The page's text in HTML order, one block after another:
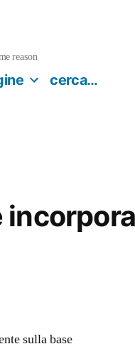
reason
cerca…
sulla base